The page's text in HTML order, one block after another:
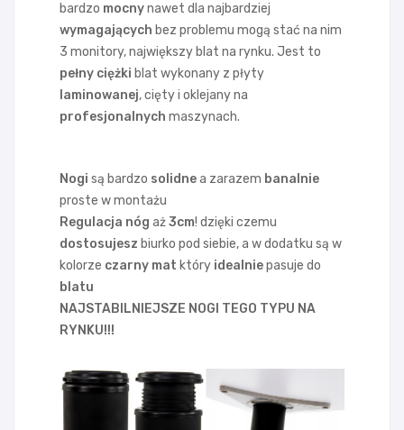
bardzo mocnynawet dla najbardziej
wymagających bez problemu mogą stać na nim
3 monitory, największy blat na rynku. Jest to
pełny ciężki blat wykonany z płyty
laminowanej, cięty i oklejany na
profesjonalnych maszynach.
Nogi są bardzo solidnea zarazem banalnie
proste w montażu
Regulacja nóg aż3cm! dzięki czemu
dostosujesz biurko pod siebie, a w dodatku są w
kolorze czarny mat który idealniepasuje do
blatu
NAJSTABILNIEJSZE NOGI TEGO TYPU NA
RYNKU!!!